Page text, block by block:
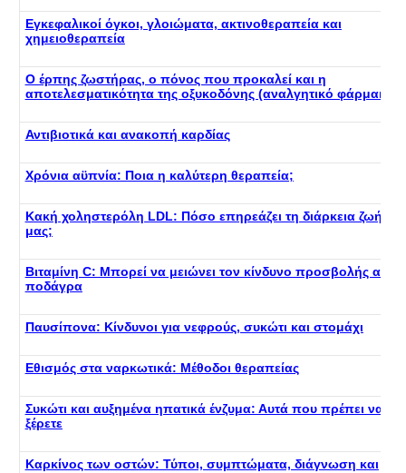
Εγκεφαλικοί όγκοι, γλοιώματα, ακτινοθεραπεία και
χημειοθεραπεία
Ο έρπης ζωστήρας, ο πόνος που προκαλεί και η
αποτελεσματικότητα της οξυκοδόνης (αναλγητικό φάρμακο)
Αντιβιοτικά και ανακοπή καρδίας
Χρόνια αϋπνία: Ποια η καλύτερη θεραπεία;
Κακή χοληστερόλη LDL: Πόσο επηρεάζει τη διάρκεια ζωής
μας;
Βιταμίνη C: Μπορεί να μειώνει τον κίνδυνο προσβολής από
ποδάγρα
Παυσίπονα: Κίνδυνοι για νεφρούς, συκώτι και στομάχι
Εθισμός στα ναρκωτικά: Μέθοδοι θεραπείας
Συκώτι και αυξημένα ηπατικά ένζυμα: Αυτά που πρέπει να
ξέρετε
Καρκίνος των οστών: Τύποι, συμπτώματα, διάγνωση και